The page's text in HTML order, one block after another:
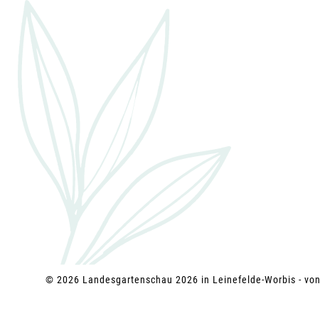
g
a
t
i
o
© 2026 Landesgartenschau 2026 in Leinefelde-Worbis - von